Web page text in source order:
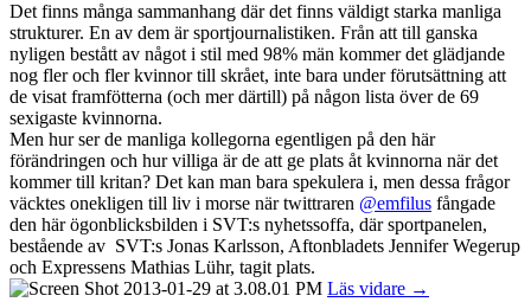
Det finns många sammanhang där det finns väldigt starka manliga
strukturer. En av dem är sportjournalistiken. Från att till ganska
nyligen bestått av något i stil med 98% män kommer det glädjande
nog fler och fler kvinnor till skrået, inte bara under förutsättning att
de visat framfötterna (och mer därtill) på någon lista över de 69
sexigaste kvinnorna.
Men hur ser de manliga kollegorna egentligen på den här
förändringen och hur villiga är de att ge plats åt kvinnorna när det
kommer till kritan? Det kan man bara spekulera i, men dessa frågor
väcktes onekligen till liv i morse när twittraren @emfilus fångade
den här ögonblicksbilden i SVT:s nyhetssoffa, där sportpanelen,
bestående av SVT:s Jonas Karlsson, Aftonbladets Jennifer Wegerup
och Expressens Mathias Lühr, tagit plats.
Läs vidare →